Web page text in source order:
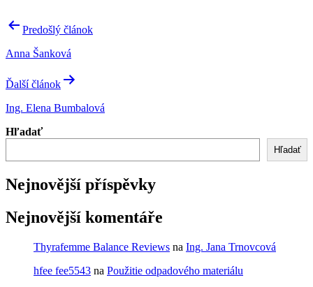
Navigácia
článku
Predošlý článok
Anna Šanková
Ďalší článok
Ing. Elena Bumbalová
Hľadať
Hľadať
Nejnovější příspěvky
Nejnovější komentáře
Thyrafemme Balance Reviews na Ing. Jana Trnovcová
hfee fee5543 na Použitie odpadového materiálu